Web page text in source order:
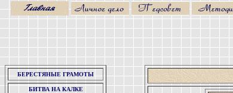
БЕРЕСТЯНЫЕ ГРАМОТЫ
БИТВА НА КАЛКЕ